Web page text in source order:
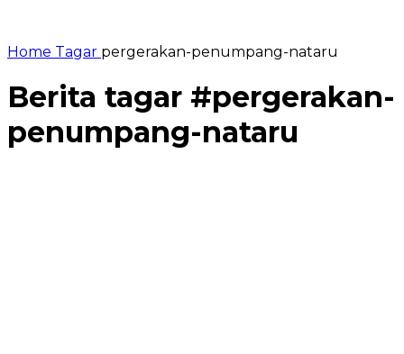
Home Tagar pergerakan-penumpang-nataru
Berita tagar #pergerakan-
penumpang-nataru